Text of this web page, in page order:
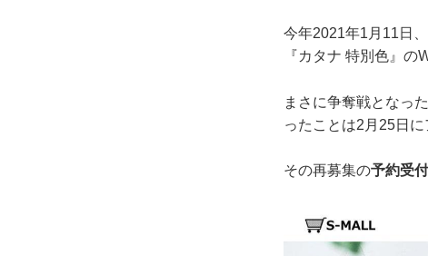
今年2021年1月11日
『カタナ 特別色』
まさに争奪戦となっ
ったことは2月25日に
その再募集の予約受